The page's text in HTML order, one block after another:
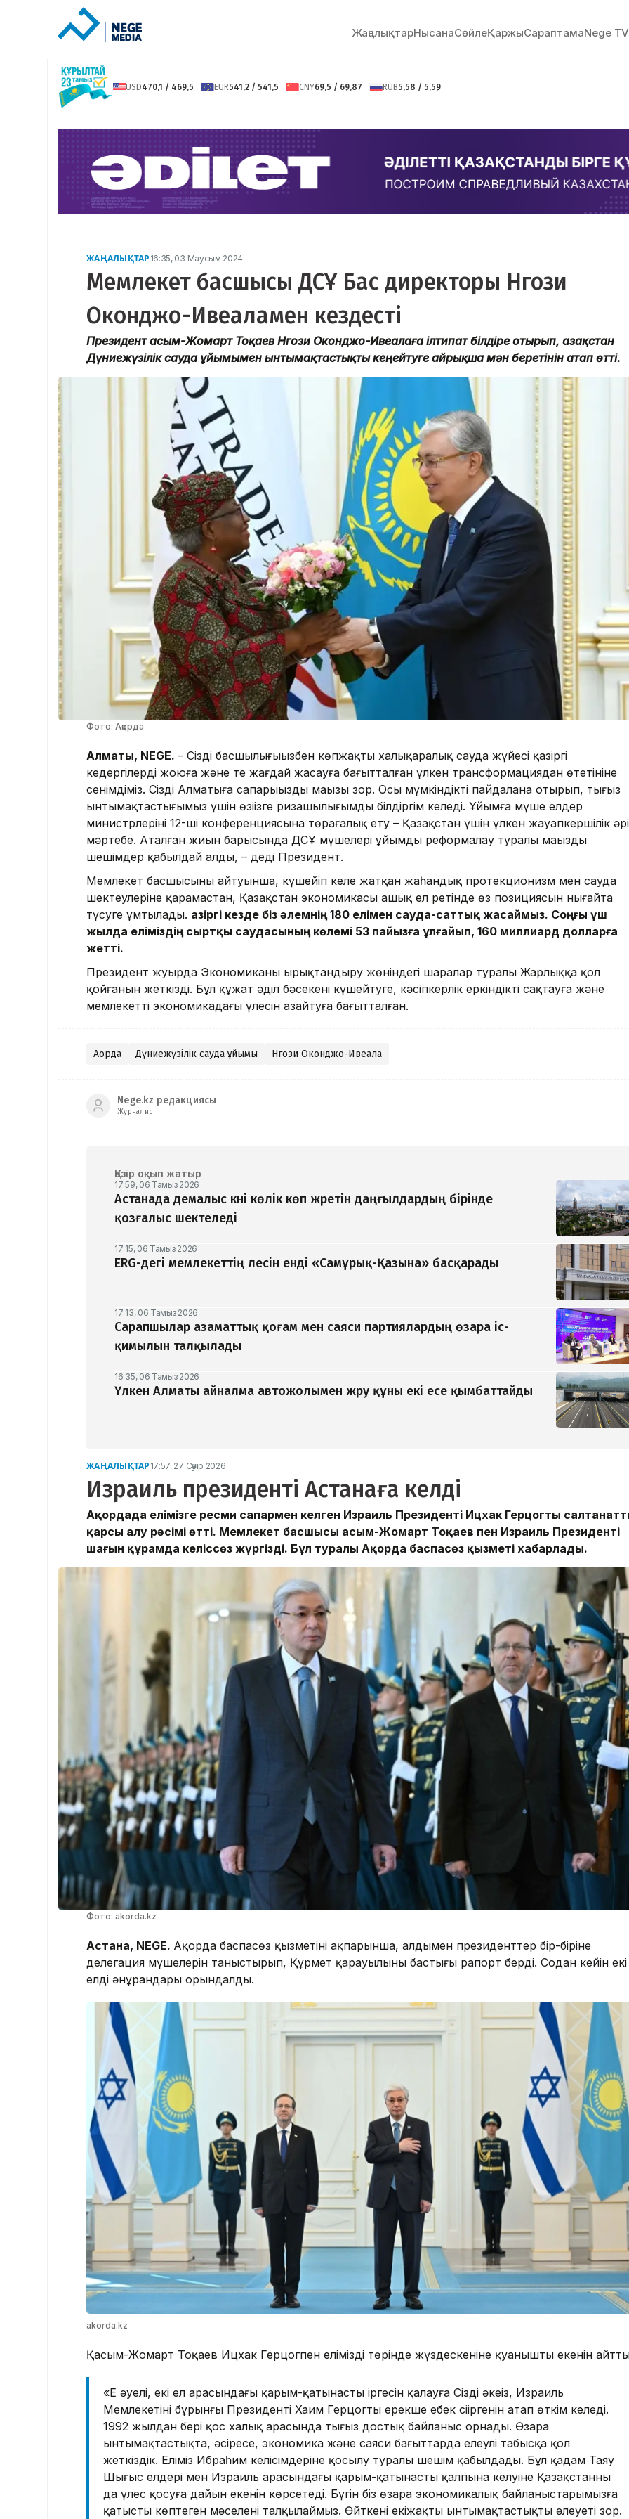
ЖаңалықтарНысанаСөйлeҚаржыСараптамаNege TV
USD470,1 / 469,5 EUR541,2 / 541,5 CNY69,5 / 69,87 RUB5,58 / 5,59
ЖАҢАЛЫҚТАР 16:35, 03 Маусым 2024
Мемлекет басшысы ДСҰ Бас директоры Нгози
Оконджо-Ивеаламен кездесті
Президент Қасым-Жомарт Тоқаев Нгози Оконджо-Ивеалаға ілтипат білдіре отырып, Қазақстан
Дүниежүзілік сауда ұйымымен ынтымақтастықты кеңейтуге айрықша мән беретінін атап өтті.
Фото: Ақорда
Алматы, NEGE. – Сіздің басшылығыңызбен көпжақты халықаралық сауда жүйесі қазіргі
кедергілерді жоюға және тең жағдай жасауға бағытталған үлкен трансформациядан өтетініне
сенімдіміз. Сіздің Алматыға сапарыңыздың маңызы зор. Осы мүмкіндікті пайдалана отырып, тығыз
ынтымақтастығымыз үшін өзіңізге ризашылығымды білдіргім келеді. Ұйымға мүше елдер
министрлерінің 12-ші конференциясына төрағалық ету – Қазақстан үшін үлкен жауапкершілік әрі
мәртебе. Аталған жиын барысында ДСҰ мүшелері ұйымды реформалау туралы маңызды
шешімдер қабылдай алды, – деді Президент.
Мемлекет басшысының айтуынша, күшейіп келе жатқан жаһандық протекционизм мен сауда
шектеулеріне қарамастан, Қазақстан экономикасы ашық ел ретінде өз позициясын нығайта
түсуге ұмтылады. Қазіргі кезде біз әлемнің 180 елімен сауда-саттық жасаймыз. Соңғы үш
жылда еліміздің сыртқы саудасының көлемі 53 пайызға ұлғайып, 160 миллиард долларға
жетті.
Президент жуырда Экономиканы ырықтандыру жөніндегі шаралар туралы Жарлыққа қол
қойғанын жеткізді. Бұл құжат әділ бәсекені күшейтуге, кәсіпкерлік еркіндікті сақтауға және
мемлекеттің экономикадағы үлесін азайтуға бағытталған.
Ақорда Дүниежүзілік сауда ұйымы Нгози Оконджо-Ивеала
Nege.kz редакциясы
Журналист
Қазір оқып жатыр
17:59, 06 Тамыз 2026
Астанада демалыс күні көлік көп жүретін даңғылдардың бірінде
қозғалыс шектеледі
17:15, 06 Тамыз 2026
ERG-дегі мемлекеттің үлесін енді «Самұрық-Қазына» басқарады
17:13, 06 Тамыз 2026
Сарапшылар азаматтық қоғам мен саяси партиялардың өзара іс-
қимылын талқылады
16:35, 06 Тамыз 2026
Үлкен Алматы айналма автожолымен жүру құны екі есе қымбаттайды
ЖАҢАЛЫҚТАР 17:57, 27 Сәуір 2026
Израиль президенті Астанаға келді
Ақордада елімізге ресми сапармен келген Израиль Президенті Ицхак Герцогты
қарсы алу рәсімі өтті. Мемлекет басшысы Қасым-Жомарт Тоқаев пен Израиль Президенті
шағын құрамда келіссөз жүргізді. Бұл туралы Ақорда баспасөз қызметі хабарлады.
Фото: akorda.kz
Астана, NEGE. Ақорда баспасөз қызметінің ақпарынша, алдымен президенттер бір-біріне
делегация мүшелерін таныстырып, Құрмет қарауылының бастығы рапорт берді. Содан кейін екі
елдің әнұрандары орындалды.
akorda.kz
Қасым-Жомарт Тоқаев Ицхак Герцогпен еліміздің төрінде жүздескеніне қуанышты екенін
«Ең әуелі, екі ел арасындағы қарым-қатынастың іргесін қалауға Сіздің әкеңіз, Израиль
Мемлекетінің бұрынғы Президенті Хаим Герцогтың ерекше еңбек сіңіргенін атап өткім келеді.
1992 жылдан бері қос халық арасында тығыз достық байланыс орнады. Өзара
ынтымақтастықта, әсіресе, экономика және саяси бағыттарда елеулі табысқа қол
жеткіздік. Еліміз Ибраһим келісімдеріне қосылу туралы шешім қабылдады. Бұл қадам Таяу
Шығыс елдері мен Израиль арасындағы қарым-қатынастың қалпына келуіне Қазақстанның
да үлес қосуға дайын екенін көрсетеді. Бүгін біз өзара экономикалық байланыстарымызға
қатысты көптеген мәселені талқылаймыз. Өйткені екіжақты ынтымақтастықтың әлеуеті зор.